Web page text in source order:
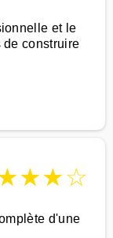
et le
construire
★★☆
d'une